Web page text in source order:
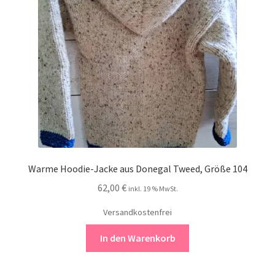
Warme Hoodie-Jacke aus Donegal Tweed, Größe 104
62,00 € inkl. 19 % MwSt.
Versandkostenfrei
In den Warenkorb